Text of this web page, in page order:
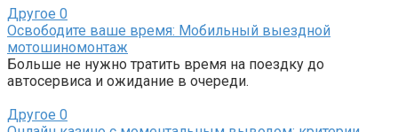
Другое 0
Освободите ваше время: Мобильный выездной
мотошиномонтаж
Больше не нужно тратить время на поездку до
автосервиса и ожидание в очереди.
Другое 0